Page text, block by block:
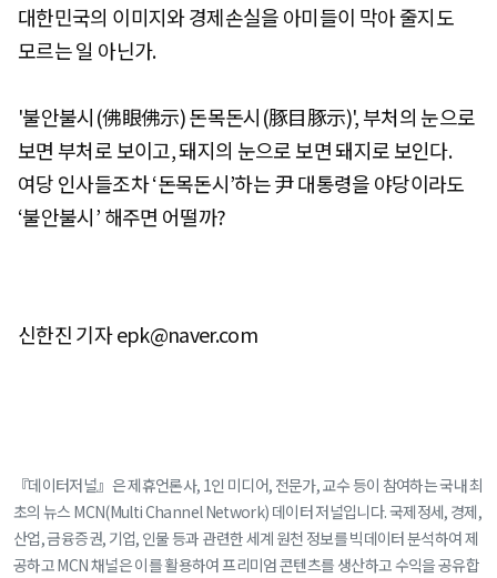
대한민국의 이미지와 경제손실을 아미들이 막아 줄지도
모르는 일 아닌가.
'불안불시(佛眼佛示) 돈목돈시(豚目豚示)', 부처의 눈으로
보면 부처로 보이고, 돼지의 눈으로 보면 돼지로 보인다.
여당 인사들조차 ‘돈목돈시’하는 尹 대통령을 야당이라도
‘불안불시’ 해주면 어떨까?
신한진 기자 epk@naver.com
『데이터저널』은 제휴언론사, 1인 미디어, 전문가, 교수 등이 참여하는 국내 최
초의 뉴스 MCN(Multi Channel Network) 데이터 저널입니다. 국제정세, 경제,
산업, 금융증권, 기업, 인물 등과 관련한 세계 원천 정보를 빅데이터 분석하여 제
공하고 MCN 채널은 이를 활용하여 프리미엄 콘텐츠를 생산하고 수익을 공유합